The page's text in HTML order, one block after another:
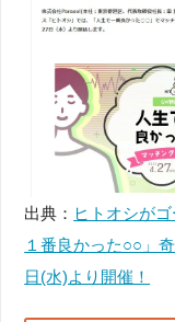
出典： ヒトオシが
１番良かった○○」
日(水)より開催！